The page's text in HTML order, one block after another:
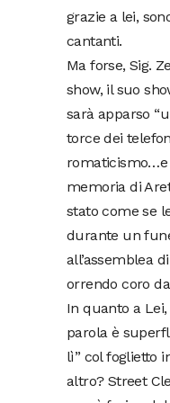
grazie a lei,
cantanti.
Ma forse, Sig.
show, il suo
sarà apparso
torce dei
romaticismo…e
memoria di
stato come se
durante un
all’assemblea
orrendo coro
In quanto a
parola è
lì” col foglietto
altro? Street